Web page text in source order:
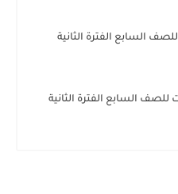
السابع الفترة الثانية
للصف السابع الفترة الثانية